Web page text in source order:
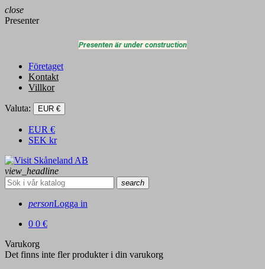
close
Presenter
Presenten är under construction
Företaget
Kontakt
Villkor
Valuta: EUR €
EUR €
SEK kr
view_headline
search
personLogga in
0 0 €
Varukorg
Det finns inte fler produkter i din varukorg